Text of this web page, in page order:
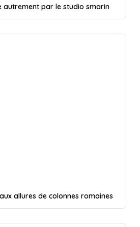
autrement par le studio smarin
allures de colonnes romaines